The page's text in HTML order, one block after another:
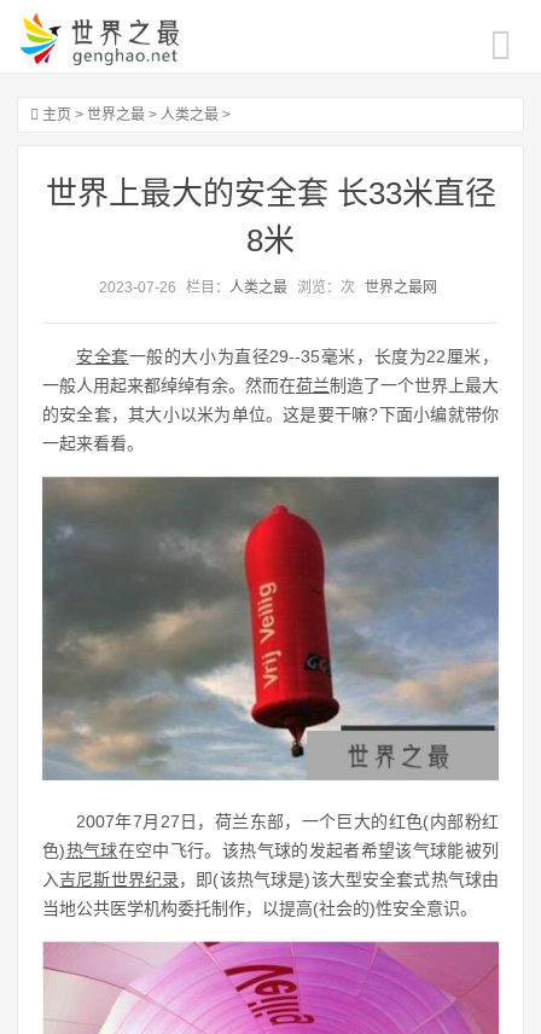
主页 > 世界之最 > 人类之最 >
世界上最大的安全套 长33米直径
8米
2023-07-26 栏目： 人类之最 浏览： 次 世界之最网
安全套一般的大小为直径29--35毫米，长度为22厘米，
一般人用起来都绰绰有余。然而在荷兰制造了一个世界上最大
的安全套，其大小以米为单位。这是要干嘛?下面小编就带你
一起来看看。
2007年7月27日，荷兰东部，一个巨大的红色(内部粉红
色)热气球在空中飞行。该热气球的发起者希望该气球能被列
入吉尼斯世界纪录，即(该热气球是)该大型安全套式热气球由
当地公共医学机构委托制作，以提高(社会的)性安全意识。